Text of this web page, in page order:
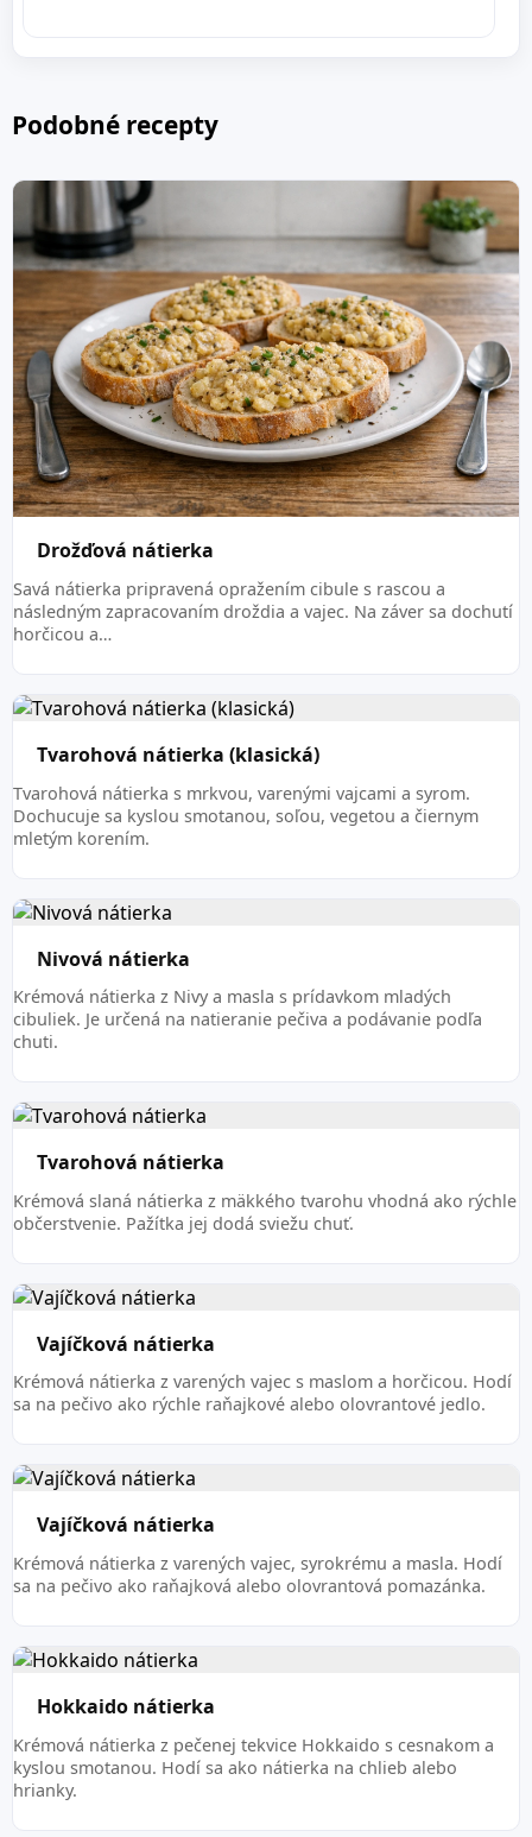
Podobné recepty
Drožďová nátierka
Savá nátierka pripravená opražením cibule s rascou a
následným zapracovaním droždia a vajec. Na záver sa dochutí
horčicou a…
Tvarohová nátierka (klasická)
Tvarohová nátierka s mrkvou, varenými vajcami a syrom.
Dochucuje sa kyslou smotanou, soľou, vegetou a čiernym
mletým korením.
Nivová nátierka
Krémová nátierka z Nivy a masla s prídavkom mladých
cibuliek. Je určená na natieranie pečiva a podávanie podľa
chuti.
Tvarohová nátierka
Krémová slaná nátierka z mäkkého tvarohu vhodná ako rýchle
občerstvenie. Pažítka jej dodá sviežu chuť.
Vajíčková nátierka
Krémová nátierka z varených vajec s maslom a horčicou. Hodí
sa na pečivo ako rýchle raňajkové alebo olovrantové jedlo.
Vajíčková nátierka
Krémová nátierka z varených vajec, syrokrému a masla. Hodí
sa na pečivo ako raňajková alebo olovrantová pomazánka.
Hokkaido nátierka
Krémová nátierka z pečenej tekvice Hokkaido s cesnakom a
kyslou smotanou. Hodí sa ako nátierka na chlieb alebo
hrianky.